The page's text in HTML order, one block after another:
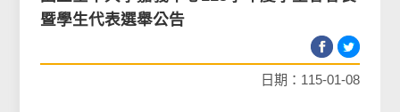
暨學生代表選舉公告
日期：115-01-08